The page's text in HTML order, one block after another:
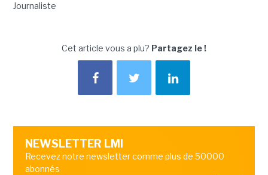
Journaliste
Cet article vous a plu? Partagez le !
NEWSLETTER LMI
Recevez notre newsletter comme plus de 50000
abonnés